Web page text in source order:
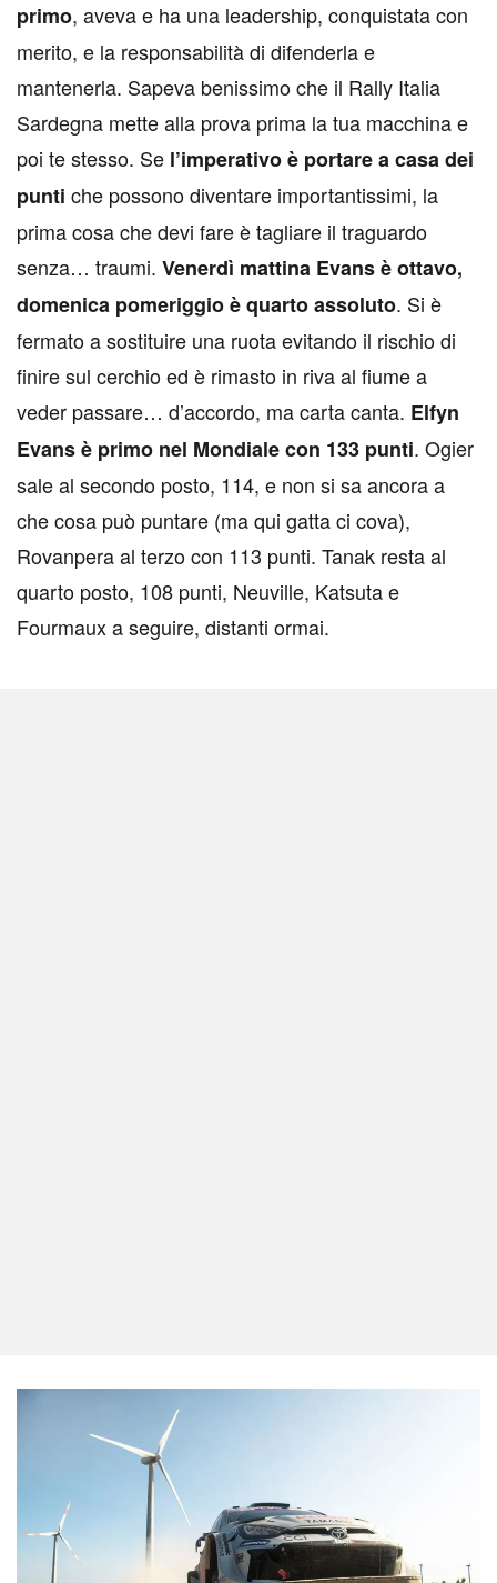
primo, aveva e ha una leadership, conquistata con
merito, e la responsabilità di difenderla e
mantenerla. Sapeva benissimo che il Rally Italia
Sardegna mette alla prova prima la tua macchina e
poi te stesso. Se l’imperativo è portare a casa dei
punti che possono diventare importantissimi, la
prima cosa che devi fare è tagliare il traguardo
senza… traumi. Venerdì mattina Evans è ottavo,
domenica pomeriggio è quarto assoluto. Si è
fermato a sostituire una ruota evitando il rischio di
finire sul cerchio ed è rimasto in riva al fiume a
veder passare… d’accordo, ma carta canta. Elfyn
Evans è primo nel Mondiale con 133 punti. Ogier
sale al secondo posto, 114, e non si sa ancora a
che cosa può puntare (ma qui gatta ci cova),
Rovanpera al terzo con 113 punti. Tanak resta al
quarto posto, 108 punti, Neuville, Katsuta e
Fourmaux a seguire, distanti ormai.